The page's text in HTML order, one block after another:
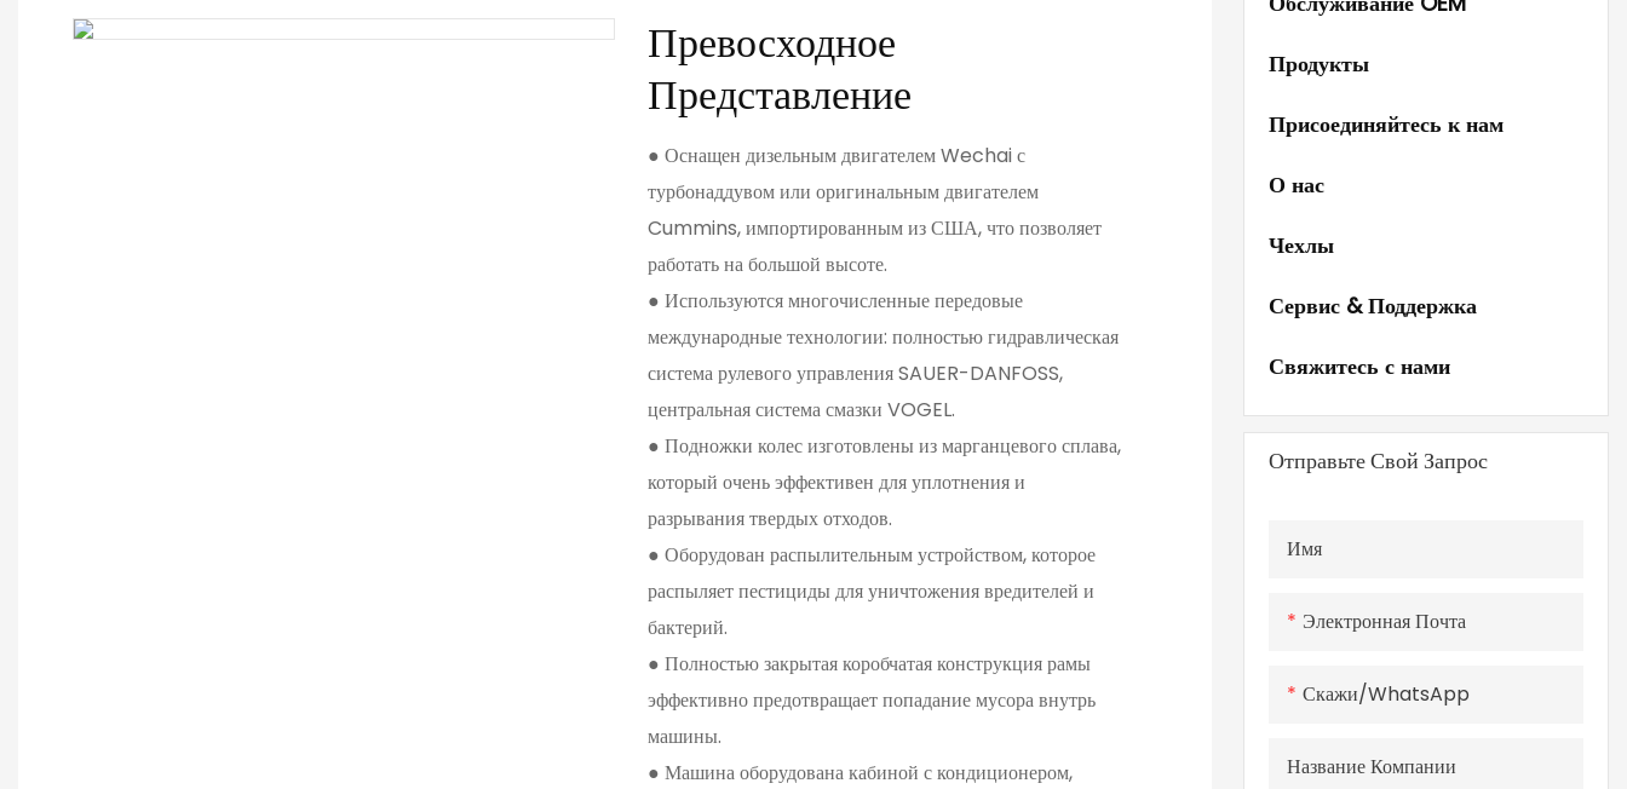
Превосходное
Представление
● Оснащен дизельным двигателем Wechai с
турбонаддувом или оригинальным двигателем
Cummins, импортированным из США, что позволяет
работать на большой высоте.
● Используются многочисленные передовые
международные технологии: полностью гидравлическая
система рулевого управления SAUER-DANFOSS,
центральная система смазки VOGEL.
● Подножки колес изготовлены из марганцевого сплава,
который очень эффективен для уплотнения и
разрывания твердых отходов.
● Оборудован распылительным устройством, которое
распыляет пестициды для уничтожения вредителей и
бактерий.
● Полностью закрытая коробчатая конструкция рамы
эффективно предотвращает попадание мусора внутрь
машины.
● Машина оборудована кабиной с кондиционером,
Продукты
Присоединяйтесь к нам
О нас
Чехлы
Сервис & Поддержка
Свяжитесь с нами
Отправьте Свой Запрос
Имя
Электронная Почта
Скажи/WhatsApp
Название Компании